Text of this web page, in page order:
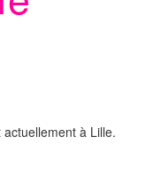
à Lille.